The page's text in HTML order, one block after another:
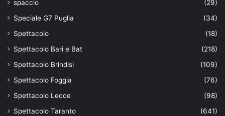
spaccio
(29)
Speciale G7 Puglia
(34)
Spettacolo
(18)
Spettacolo Bari e Bat
(218)
Spettacolo Brindisi
(109)
Spettacolo Foggia
(76)
Spettacolo Lecce
(98)
Spettacolo Taranto
(641)